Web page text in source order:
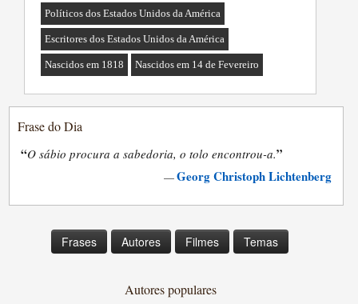
Políticos dos Estados Unidos da América
Escritores dos Estados Unidos da América
Nascidos em 1818 Nascidos em 14 de Fevereiro
Frase do Dia
“O sábio procura a sabedoria, o tolo encontrou-a.”
—Georg Christoph Lichtenberg
Frases Autores Filmes Temas
Autores populares